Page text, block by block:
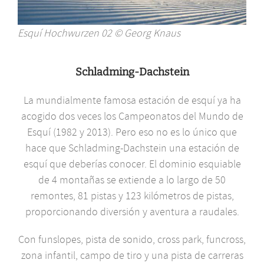
Esquí Hochwurzen 02 © Georg Knaus
Schladming-Dachstein
La mundialmente famosa estación de esquí ya ha
acogido dos veces los Campeonatos del Mundo de
Esquí (1982 y 2013). Pero eso no es lo único que
hace que Schladming-Dachstein una estación de
esquí que deberías conocer. El dominio esquiable
de 4 montañas se extiende a lo largo de 50
remontes, 81 pistas y 123 kilómetros de pistas,
proporcionando diversión y aventura a raudales.
Con funslopes, pista de sonido, cross park, funcross,
zona infantil, campo de tiro y una pista de carreras